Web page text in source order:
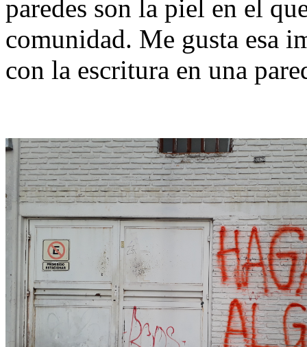
paredes son la piel en el
comunidad. Me gusta esa
con la escritura en una